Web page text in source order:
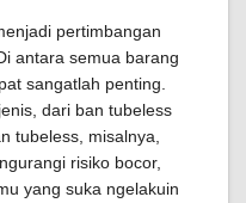
pertimbangan
antara semua barang
sangatlah penting.
dari ban tubeless
tubeless, misalnya,
risiko bocor,
yang suka ngelakuin